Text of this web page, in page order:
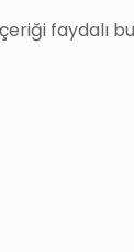
faydalı